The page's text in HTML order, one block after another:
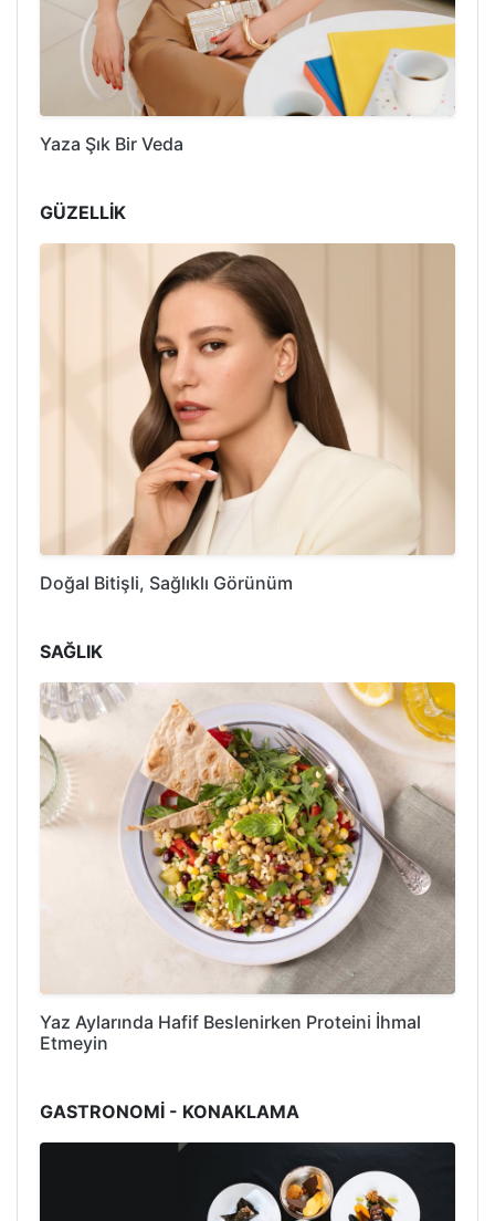
Yaza Şık Bir Veda
GÜZELLİK
Doğal Bitişli, Sağlıklı Görünüm
SAĞLIK
Yaz Aylarında Hafif Beslenirken Proteini İhmal
Etmeyin
GASTRONOMİ - KONAKLAMA